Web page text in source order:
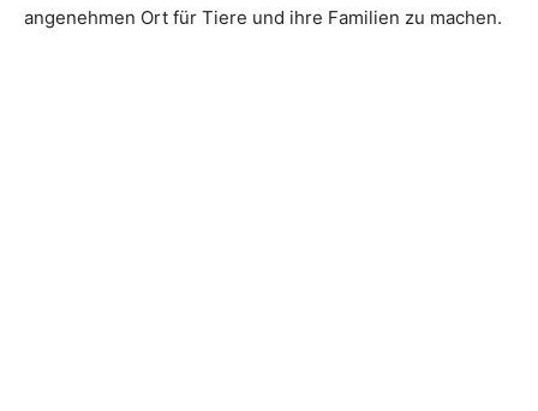
angenehmen Ort für Tiere und ihre Familien zu machen.